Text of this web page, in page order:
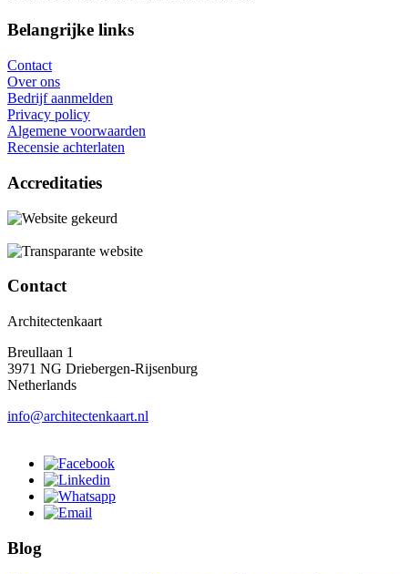
Belangrijke links
Contact
Over ons
Bedrijf aanmelden
Privacy policy
Algemene voorwaarden
Recensie achterlaten
Accreditaties
Contact
Architectenkaart
Breullaan 1
3971 NG Driebergen-Rijsenburg
Netherlands
info@architectenkaart.nl
Blog